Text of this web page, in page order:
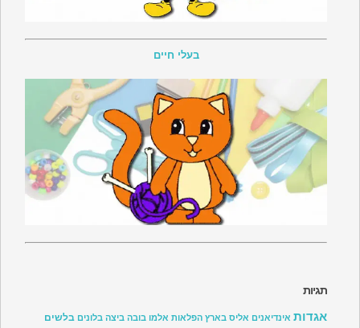
בעלי חיים
תגיות
אגדות אינדיאנים אליס בארץ הפלאות אלמו בובה ביצה בלונים בלשים